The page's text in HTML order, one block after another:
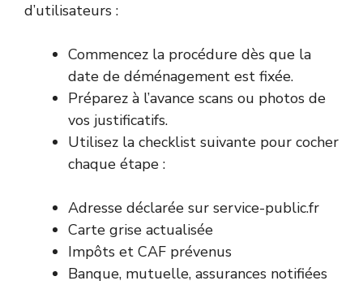
d’utilisateurs :
Commencez la procédure dès que la
date de déménagement est fixée.
Préparez à l’avance scans ou photos de
vos justificatifs.
Utilisez la checklist suivante pour cocher
chaque étape :
Adresse déclarée sur service-public.fr
Carte grise actualisée
Impôts et CAF prévenus
Banque, mutuelle, assurances notifiées